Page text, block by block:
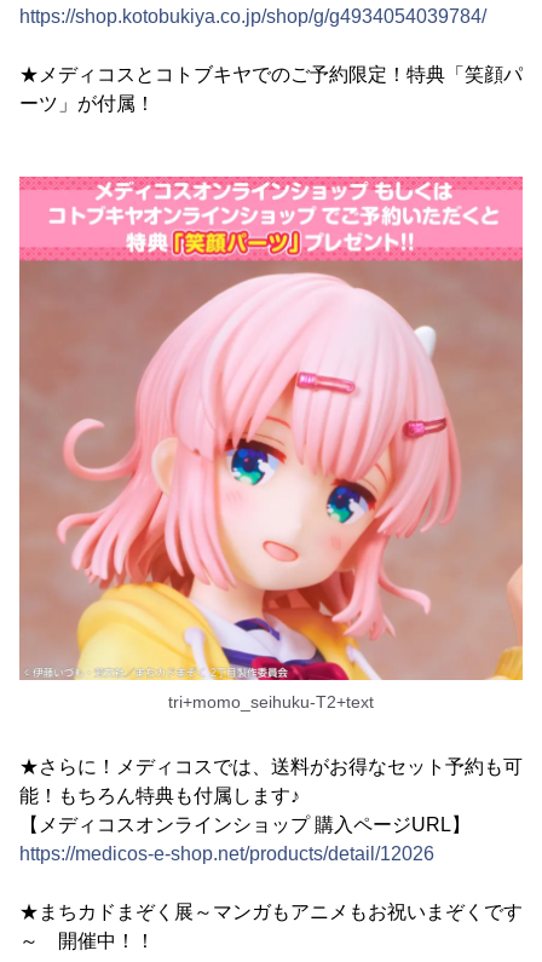
https://shop.kotobukiya.co.jp/shop/g/g4934054039784/
★メディコスとコトブキヤでのご予約限定！特典「笑顔パ
ーツ」が付属！
tri+momo_seihuku-T2+text
★さらに！メディコスでは、送料がお得なセット予約も可
能！もちろん特典も付属します♪
【メディコスオンラインショップ 購入ページURL】
https://medicos-e-shop.net/products/detail/12026
★まちカドまぞく展～マンガもアニメもお祝いまぞくです
～ 開催中！！